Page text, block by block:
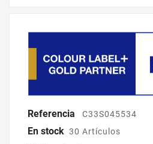
Referencia C33S045534
En stock 30 Artículos